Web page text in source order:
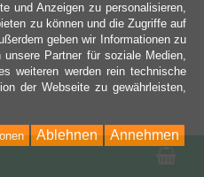
und Anzeigen zu personalisieren,
zu können und die Zugriffe auf
geben wir Informationen zu
unsere Partner für soziale Medien,
weiteren werden rein technische
der Webseite zu gewährleisten,
Annehmen
Ablehnen